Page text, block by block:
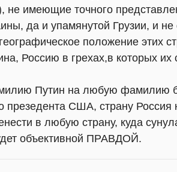
не имеющие точного
да и упамянутой Грузии, и не
положение этих
Россию в грехах,в которых их
Путин на любую фамилию
презедента США, страну
в любую страну, куда
объективной ПРАВДОЙ.